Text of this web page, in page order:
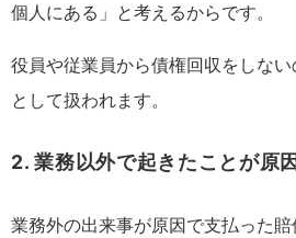
個人にある」と考えるからです。
役員や従業員から債権回収をしな
として扱われます。
2. 業務以外で起きたことが原因
業務外の出来事が原因で支払った